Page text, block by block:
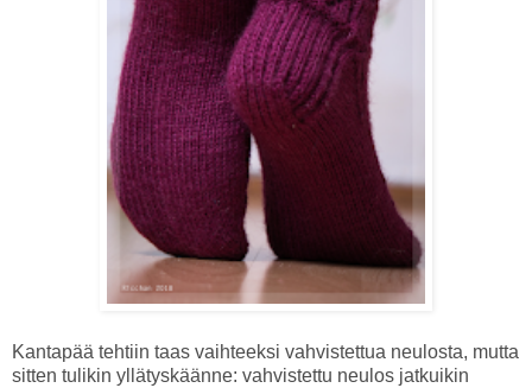
Kantapää tehtiin taas vaihteeksi vahvistettua neulosta, mutta
sitten tulikin yllätyskäänne: vahvistettu neulos jatkuikin